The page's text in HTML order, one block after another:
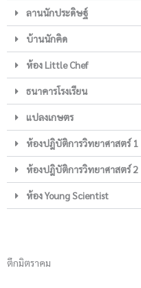
ลานนักประดิษฐ์
บ้านนักคิด
ห้อง Little Chef
ธนาคารโรงเรียน
แปลงเกษตร
ห้องปฎิบัติการวิทยาศาสตร์ 1
ห้องปฎิบัติการวิทยาศาสตร์ 2
ห้อง Young Scientist
ตึกมิตราคม